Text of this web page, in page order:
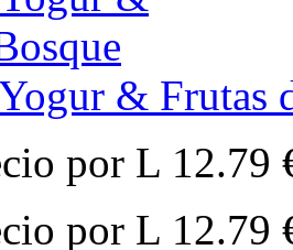
& Frutas
por L 12.79
por L 12.79